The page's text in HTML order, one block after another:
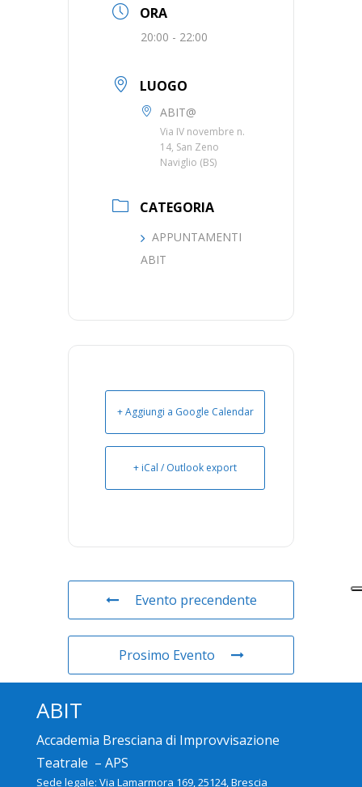
ORA
20:00 - 22:00
LUOGO
ABIT@
Via IV novembre n.
14, San Zeno
Naviglio (BS)
CATEGORIA
APPUNTAMENTI
ABIT
+ Aggiungi a Google Calendar
+ iCal / Outlook export
Evento precendente
Prosimo Evento
ABIT
Accademia Bresciana di Improvvisazione
Teatrale – APS
Sede legale: Via Lamarmora 169, 25124, Brescia